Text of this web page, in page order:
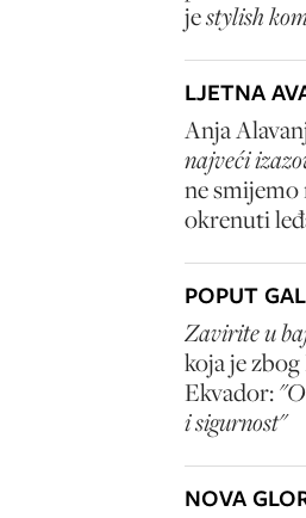
jestylish
LJETNA
Anja
najveći
ne
okrenuti
POPUT
Zavirite u
koja je
Ekvador:
i sigurnost"
NOVA